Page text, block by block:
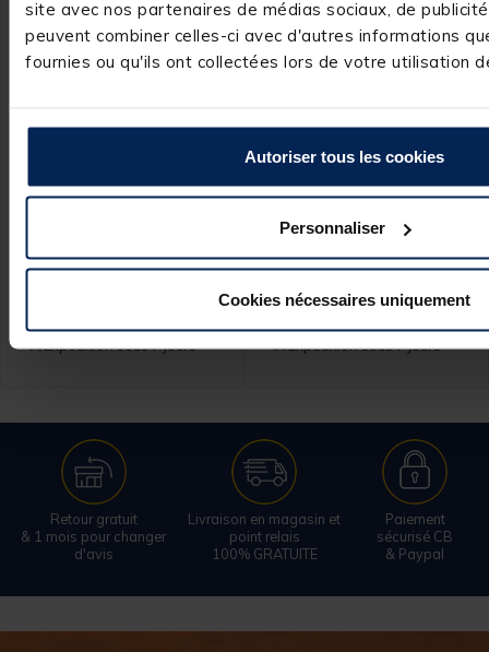
site avec nos partenaires de médias sociaux, de
peuvent combiner celles-ci avec d'autres informations
fournies ou qu'ils ont collectées lors de votre utilisation
Autoriser tous les cookies
Personnaliser
Cookies nécessaires uniquement
Set Nymphe Garbolino
x4 - petites rivières /
Ajouter au panier
Expédition sous 7 jours
GARBOLINO
Set Nymphe Garbolino
x4 - moyennes et
grandes rivières / eaux
11,99 €
Expédition sous 7 jours
Retour gratuit
& 1 mois pour changer
d'avis
Livraison en magasin et
point relais
100% GRATUITE
Paiement
sécurisé CB
& Paypal